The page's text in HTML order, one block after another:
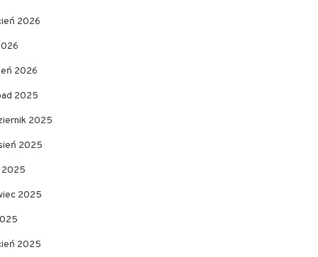
2026
2026
2025
2025
2025
2025
2025
2025